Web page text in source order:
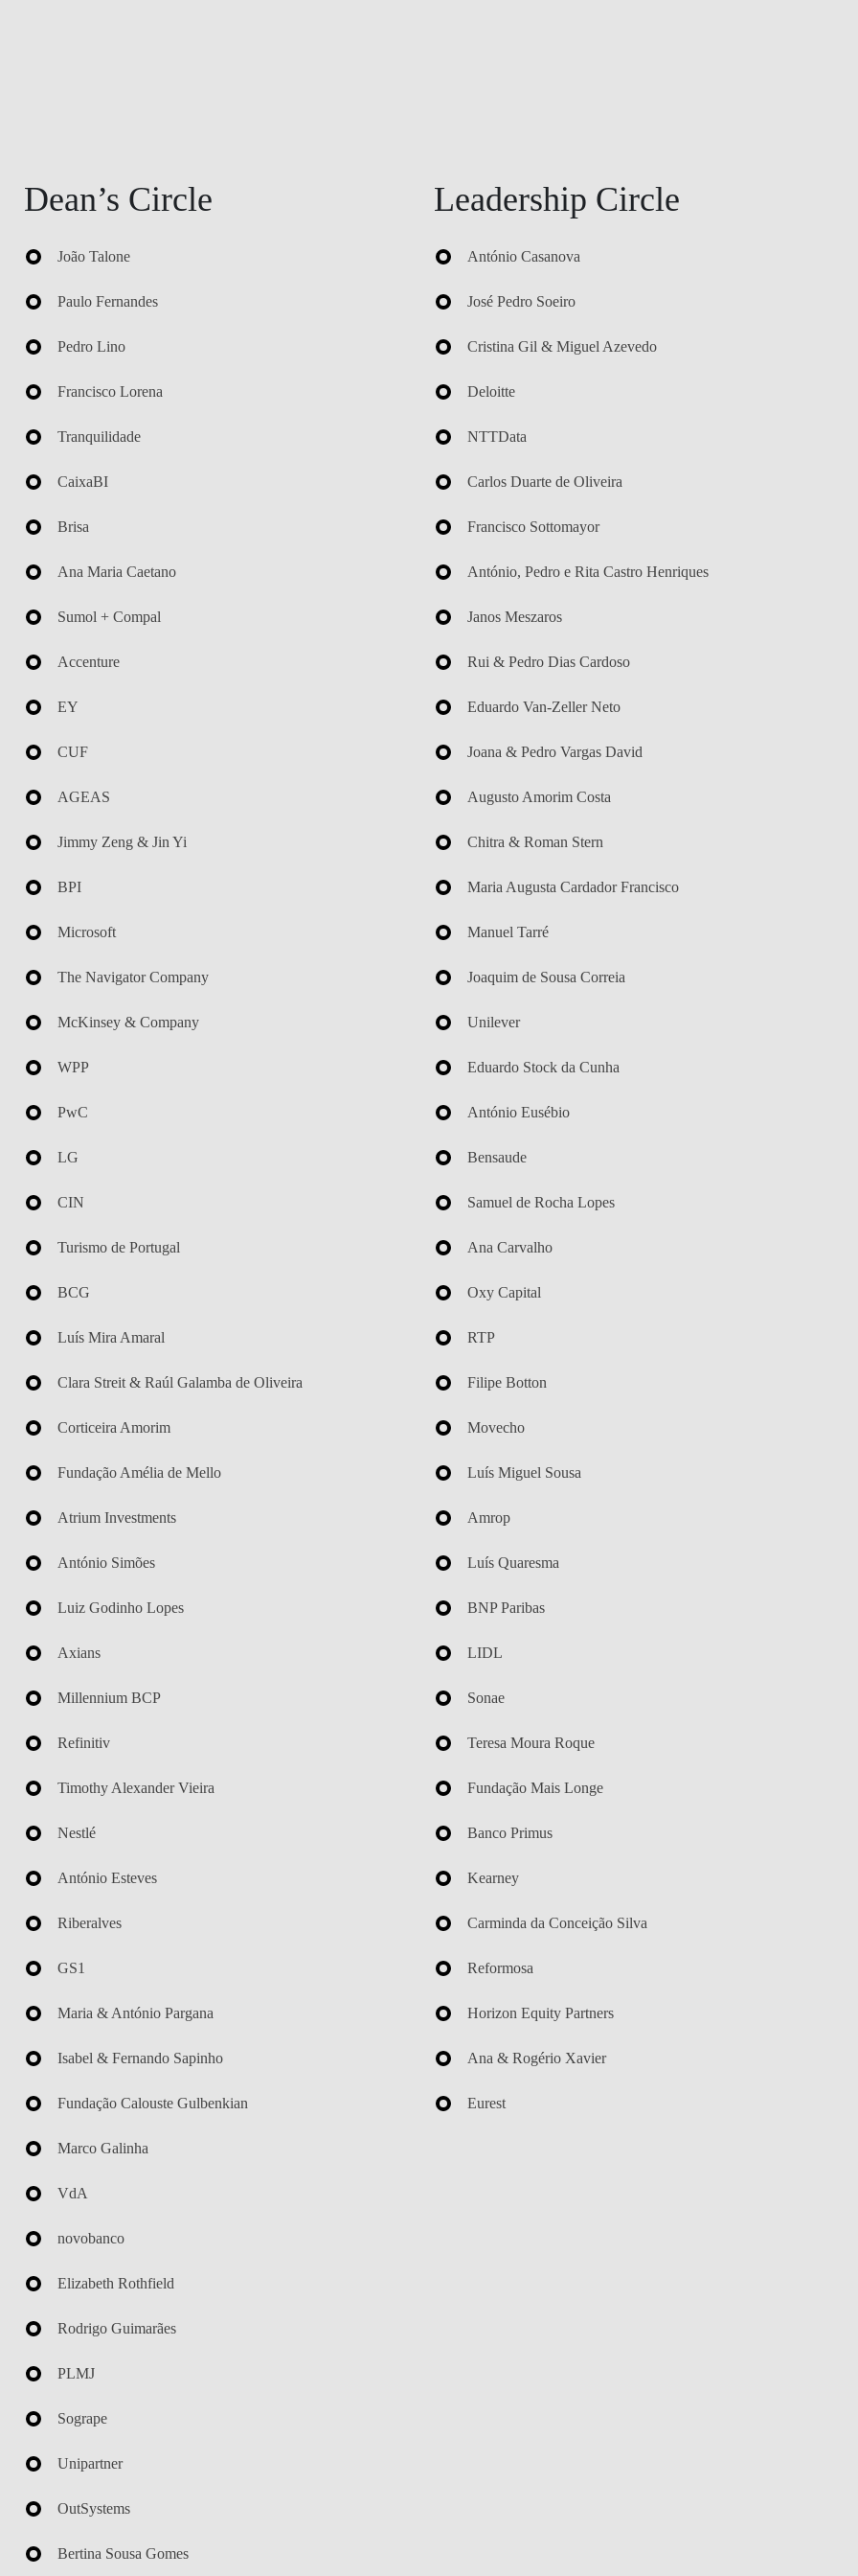
Dean’s Circle
João Talone
Paulo Fernandes
Pedro Lino
Francisco Lorena
Tranquilidade
CaixaBI
Brisa
Ana Maria Caetano
Sumol + Compal
Accenture
EY
CUF
AGEAS
Jimmy Zeng & Jin Yi
BPI
Microsoft
The Navigator Company
McKinsey & Company
WPP
PwC
LG
CIN
Turismo de Portugal
BCG
Luís Mira Amaral
Clara Streit & Raúl Galamba de Oliveira
Corticeira Amorim
Fundação Amélia de Mello
Atrium Investments
António Simões
Luiz Godinho Lopes
Axians
Millennium BCP
Refinitiv
Timothy Alexander Vieira
Nestlé
António Esteves
Riberalves
GS1
Maria & António Pargana
Isabel & Fernando Sapinho
Fundação Calouste Gulbenkian
Marco Galinha
VdA
novobanco
Elizabeth Rothfield
Rodrigo Guimarães
PLMJ
Sogrape
Unipartner
OutSystems
Bertina Sousa Gomes
Leadership Circle
António Casanova
José Pedro Soeiro
Cristina Gil & Miguel Azevedo
Deloitte
NTTData
Carlos Duarte de Oliveira
Francisco Sottomayor
António, Pedro e Rita Castro Henriques
Janos Meszaros
Rui & Pedro Dias Cardoso
Eduardo Van-Zeller Neto
Joana & Pedro Vargas David
Augusto Amorim Costa
Chitra & Roman Stern
Maria Augusta Cardador Francisco
Manuel Tarré
Joaquim de Sousa Correia
Unilever
Eduardo Stock da Cunha
António Eusébio
Bensaude
Samuel de Rocha Lopes
Ana Carvalho
Oxy Capital
RTP
Filipe Botton
Movecho
Luís Miguel Sousa
Amrop
Luís Quaresma
BNP Paribas
LIDL
Sonae
Teresa Moura Roque
Fundação Mais Longe
Banco Primus
Kearney
Carminda da Conceição Silva
Reformosa
Horizon Equity Partners
Ana & Rogério Xavier
Eurest